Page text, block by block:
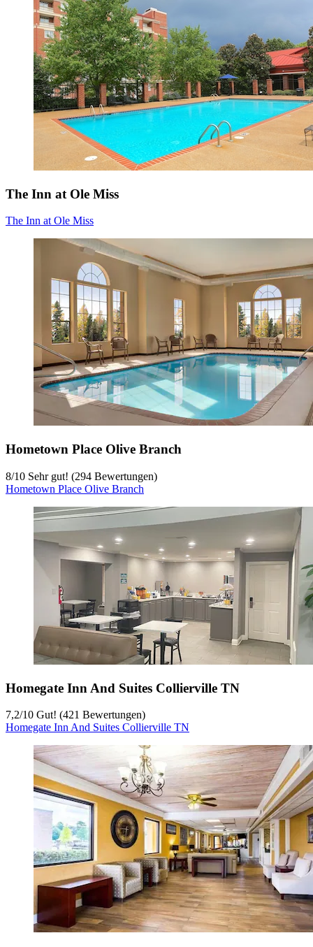
The Inn at Ole Miss
The Inn at Ole Miss
Hometown Place Olive Branch
8/10 Sehr gut! (294 Bewertungen)
Hometown Place Olive Branch
Homegate Inn And Suites Collierville TN
7,2/10 Gut! (421 Bewertungen)
Homegate Inn And Suites Collierville TN